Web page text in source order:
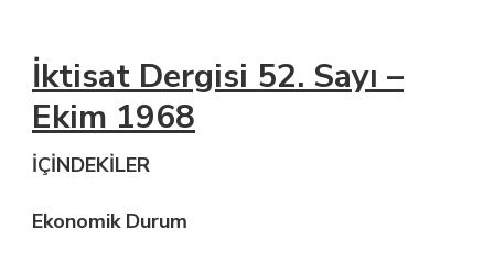
İktisat Dergisi 52. Sayı –
Ekim 1968
İÇİNDEKİLER
Ekonomik Durum